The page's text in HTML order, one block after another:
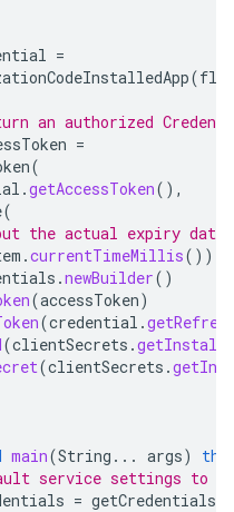
=
(flow
an authorized
=
(
.getAccessToken(),
(
the actual expiry date
.currentTimeMillis()));
.newBuilder()
(accessToken)
(credential .
(clientSecrets .
(clientSecrets .
main(String ... args)
service settings to
= getCredentials